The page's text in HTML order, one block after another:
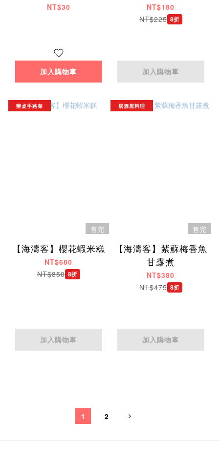
NT$30
加入購物車
NT$180
NT$225 8折
加入購物車
辦桌手路菜
售完
【海濤客】櫻花蝦米糕
NT$680
NT$850 8折
加入購物車
居酒屋料理
售完
【海濤客】紫蘇梅香魚
甘露煮
NT$380
NT$475 8折
加入購物車
1 2